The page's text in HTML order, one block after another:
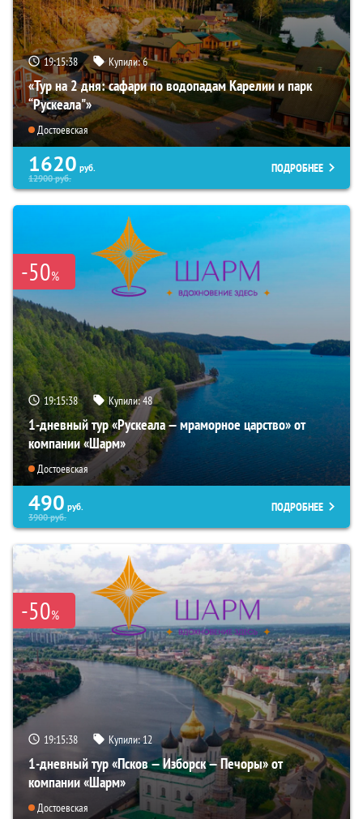
19:15:37 Купили:6
«Тур на 2 дня: сафари по водопадам Карелии и парк
“Рускеала"»
Достоевская
1620 руб.
12900руб.
ПОДРОБНЕЕ
-50%
19:15:37 Купили:48
1-дневный тур «Рускеала — мраморное царство» от
компании «Шарм»
Достоевская
490 руб.
3900руб.
ПОДРОБНЕЕ
-50%
19:15:37 Купили:12
1-дневный тур «Псков — Изборск — Печоры» от
компании «Шарм»
Достоевская